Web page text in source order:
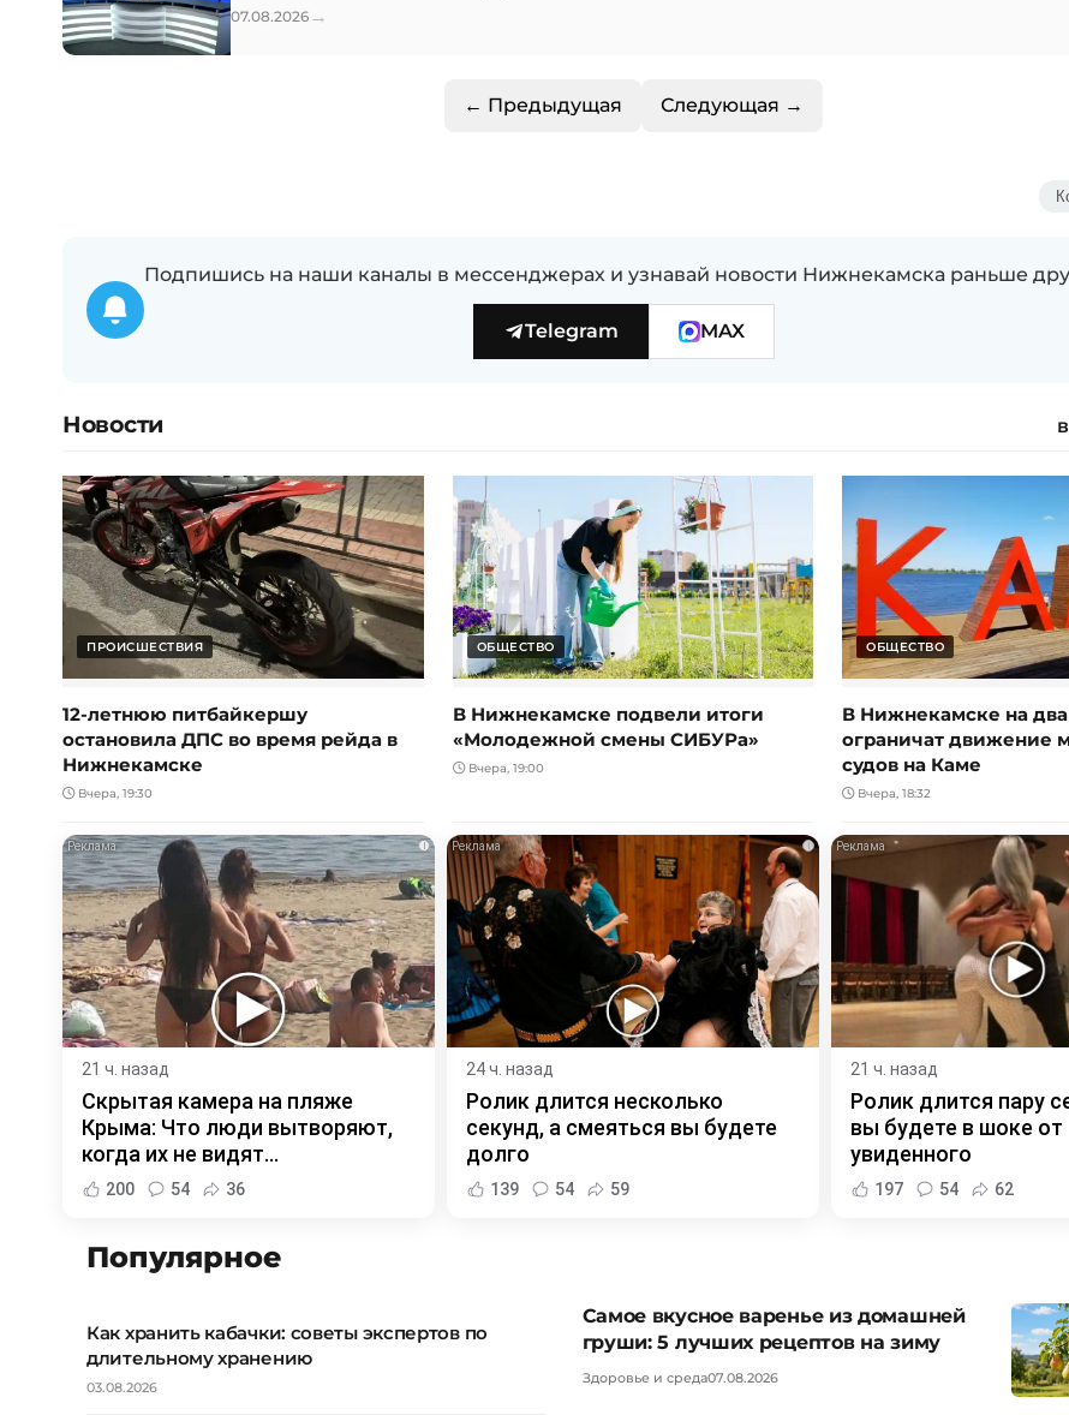
07.08.2026 →
← Предыдущая Следующая →
Подпишись на наши каналы в мессенджерах и узнавай новости Нижнекамска раньше
Telegram MAX
Новости
ПРОИСШЕСТВИЯ
12-летнюю питбайкершу
остановила ДПС во время рейда в
Нижнекамске
Вчера, 19:30
ОБЩЕСТВО
В Нижнекамске подвели итоги
«Молодежной смены СИБУРа»
Вчера, 19:00
ОБЩЕСТВО
В Нижнекамске на
ограничат движение
судов на Каме
Вчера, 18:32
i
21 ч. назад
Скрытая камера на пляже
Крыма: Что люди вытворяют,
когда их не видят...
200 54 36
i
24 ч. назад
Ролик длится несколько
секунд, а смеяться вы будете
долго
139 54 59
21 ч. назад
Ролик длится пару
вы будете в шоке от
увиденного
197 54 62
Популярное
Как хранить кабачки: советы экспертов по
длительному хранению
03.08.2026
Самое вкусное варенье из домашней
груши: 5 лучших рецептов на зиму
Здоровье и среда07.08.2026